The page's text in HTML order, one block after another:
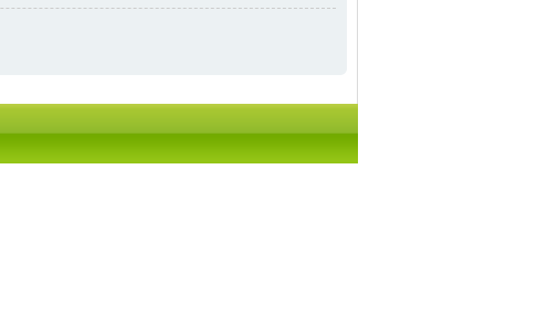
бисквитки• Часовете са според зоната UTC + 2 часа [DST]